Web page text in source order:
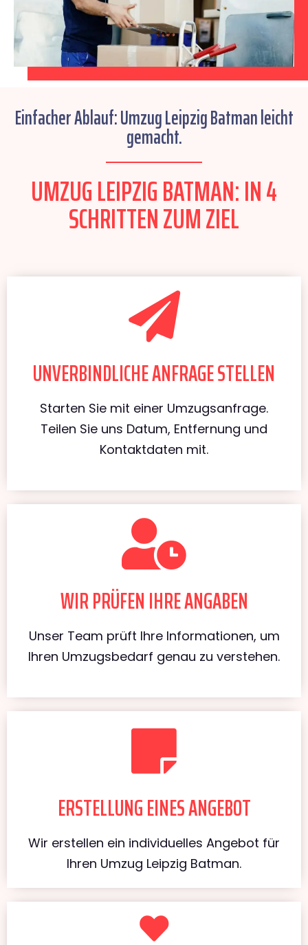
Einfacher Ablauf: Umzug Leipzig Batman leicht
gemacht.
UMZUG LEIPZIG BATMAN: IN 4
SCHRITTEN ZUM ZIEL
UNVERBINDLICHE ANFRAGE STELLEN
Starten Sie mit einer Umzugsanfrage.
Teilen Sie uns Datum, Entfernung und
Kontaktdaten mit.
WIR PRÜFEN IHRE ANGABEN
Unser Team prüft Ihre Informationen, um
Ihren Umzugsbedarf genau zu verstehen.
ERSTELLUNG EINES ANGEBOT
Wir erstellen ein individuelles Angebot für
Ihren Umzug Leipzig Batman.